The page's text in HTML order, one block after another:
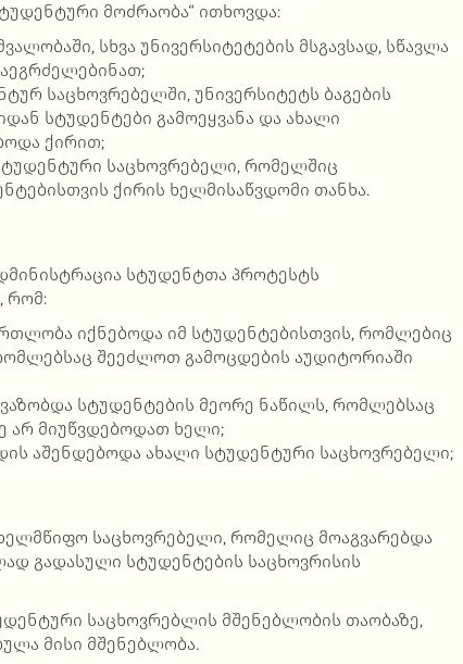
მოძრაობა“ ითხოვდა:
სხვა უნივერსიტეტების მსგავსად, სწავლა
საცხოვრებელში, უნივერსიტეტს ბაგების
სტუდენტები გამოეყვანა და ახალი
ქირით;
საცხოვრებელი, რომელშიც
ქირის ხელმისაწვდომი თანხა.
სტუდენტთა პროტესტს
რომ:
იქნებოდა იმ სტუდენტებისთვის, რომლებიც
შეეძლოთ გამოცდების აუდიტორიაში
სტუდენტების მეორე ნაწილს, რომლებსაც
არ მიუწვდებოდათ ხელი;
აშენდებოდა ახალი სტუდენტური საცხოვრებელი;
საცხოვრებელი, რომელიც მოაგვარებდა
გადასული სტუდენტების საცხოვრისის
საცხოვრებლის მშენებლობის თაობაზე,
მისი მშენებლობა.